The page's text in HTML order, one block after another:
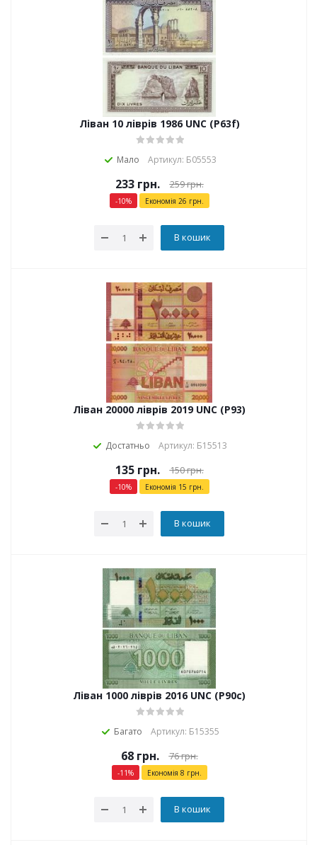
Ліван 10 ліврів 1986 UNC (P63f)
Мало Артикул: Б05553
233грн. 259грн.
-10% Економія 26 грн.
В кошик
Ліван 20000 ліврів 2019 UNC (P93)
Достатньо Артикул: Б15513
135грн. 150грн.
-10% Економія 15 грн.
В кошик
Ліван 1000 ліврів 2016 UNC (P90c)
Багато Артикул: Б15355
68грн. 76грн.
-11% Економія 8 грн.
В кошик